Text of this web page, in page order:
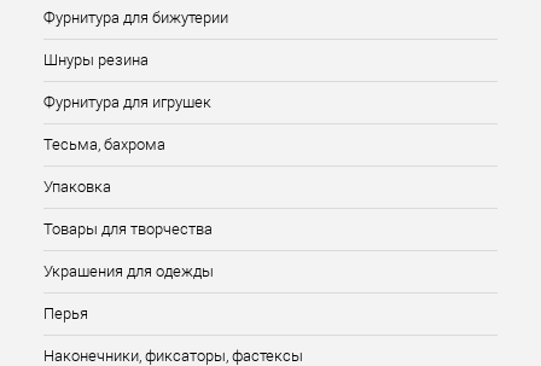
Фурнитура для бижутерии
Шнуры резина
Фурнитура для игрушек
Тесьма, бахрома
Упаковка
Товары для творчества
Украшения для одежды
Перья
Наконечники, фиксаторы, фастексы